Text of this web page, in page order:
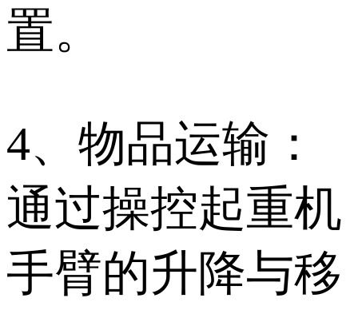
置。
4、物品运输：
通过操控起重机
手臂的升降与移